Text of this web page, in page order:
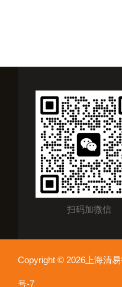
扫码加微信
Copyright © 2026上海清
号-7